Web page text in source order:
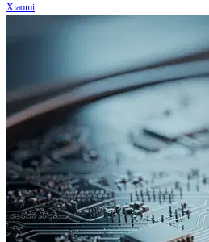
Xiaomi